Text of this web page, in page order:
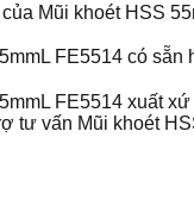
Mũi khoét HSS
FE5514 có sẵn
FE5514 xuất
tư vấn Mũi khoét